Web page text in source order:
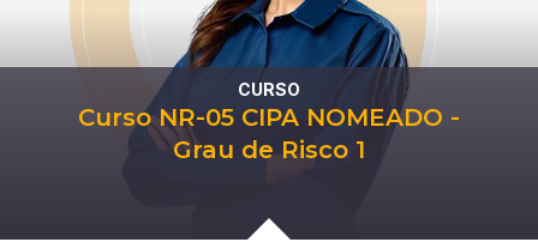
CURSO
Curso NR-05 CIPA NOMEADO -
Grau de Risco 1